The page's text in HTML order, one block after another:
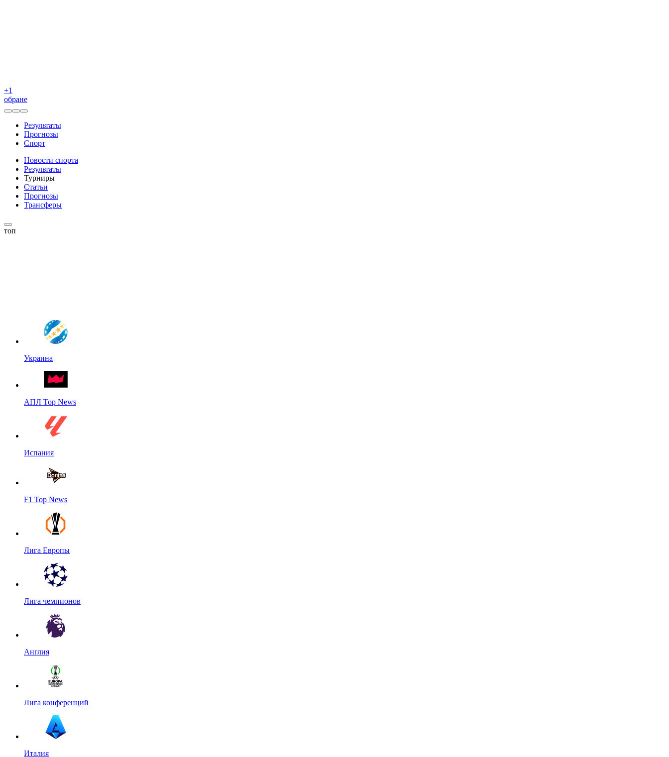
+1
обране
Результаты
Прогнозы
Спорт
Новости спорта
Результаты
Турниры
Статьи
Прогнозы
Трансферы
топ
Украина
АПЛ Top News
Испания
F1 Top News
Лига Европы
Лига чемпионов
Англия
Лига конференций
Италия